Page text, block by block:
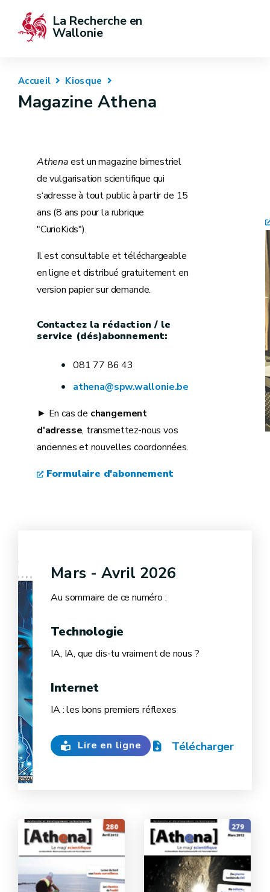
La Recherche en
Wallonie
Accueil Kiosque
Magazine Athena
Athenaest un magazine bimestriel
de vulgarisation scientifique qui
s‘adresse à tout public à partir de 15
ans (8 ans pour la rubrique
"CurioKids").
Il est consultable et téléchargeable
en ligne et distribué gratuitement en
version papier sur demande.
Contactez la rédaction / le
service (dés)abonnement:
081 77 86 43
athena@spw.wallonie.be
► En cas de changement
d'adresse, transmettez-nous vos
anciennes et nouvelles coordonnées.
Formulaire d'abonnement
Mars - Avril 2026
Au sommaire de ce numéro :
Technologie
IA, IA, que dis-tu vraiment de nous ?
Internet
IA : les bons premiers réflexes
Lire en ligne Télécharger